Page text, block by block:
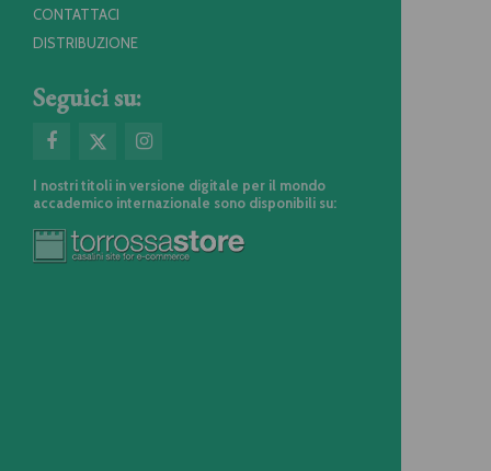
CONTATTACI
DISTRIBUZIONE
Seguici su:
I nostri titoli in versione digitale per il mondo
accademico internazionale sono disponibili su: